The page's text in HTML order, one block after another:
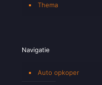
Thema
Navigatie
Auto opkoper